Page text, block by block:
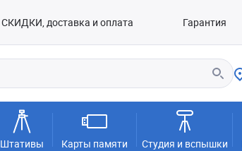
СКИДКИ, доставка и оплата Гарантия
Штативы Карты памяти Студия и вспышки